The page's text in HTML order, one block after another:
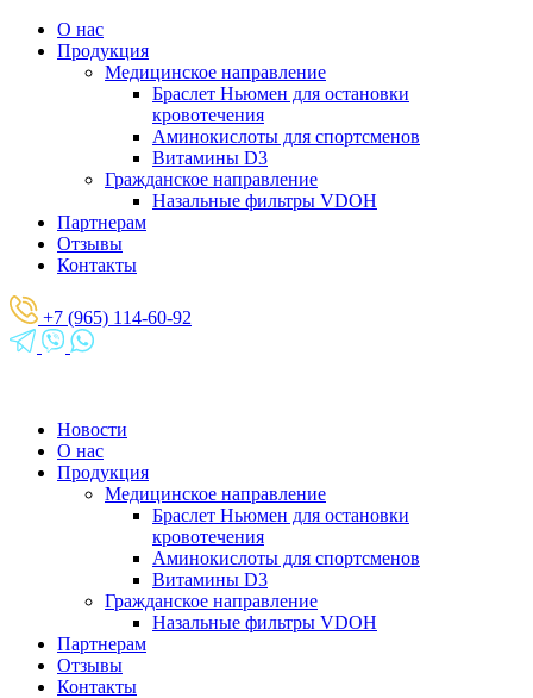
О нас
Продукция
Медицинское направление
Браслет Ньюмен для остановки
кровотечения
Аминокислоты для спортсменов
Витамины D3
Гражданское направление
Назальные фильтры VDOH
Партнерам
Отзывы
Контакты
+7 (965) 114-60-92
Новости
О нас
Продукция
Медицинское направление
Браслет Ньюмен для остановки
кровотечения
Аминокислоты для спортсменов
Витамины D3
Гражданское направление
Назальные фильтры VDOH
Партнерам
Отзывы
Контакты